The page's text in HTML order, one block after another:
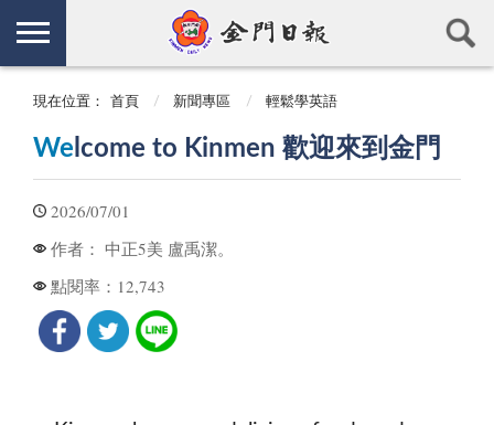
現在位置： 首頁 新聞專區 輕鬆學英語
We lcome to Kinmen 歡迎來到金門
2026/07/01
作者： 中正5美 盧禹潔。
點閱率： 12,743